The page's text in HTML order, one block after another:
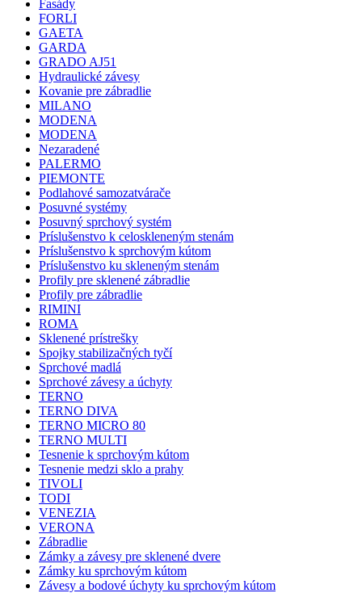
Fasády
FORLI
GAETA
GARDA
GRADO AJ51
Hydraulické závesy
Kovanie pre zábradlie
MILANO
MODENA
MODENA
Nezaradené
PALERMO
PIEMONTE
Podlahové samozatvárače
Posuvné systémy
Posuvný sprchový systém
Príslušenstvo k celoskleneným stenám
Príslušenstvo k sprchovým kútom
Príslušenstvo ku skleneným stenám
Profily pre sklenené zábradlie
Profily pre zábradlie
RIMINI
ROMA
Sklenené prístrešky
Spojky stabilizačných tyčí
Sprchové madlá
Sprchové závesy a úchyty
TERNO
TERNO DIVA
TERNO MICRO 80
TERNO MULTI
Tesnenie k sprchovým kútom
Tesnenie medzi sklo a prahy
TIVOLI
TODI
VENEZIA
VERONA
Zábradlie
Zámky a závesy pre sklenené dvere
Zámky ku sprchovým kútom
Závesy a bodové úchyty ku sprchovým kútom